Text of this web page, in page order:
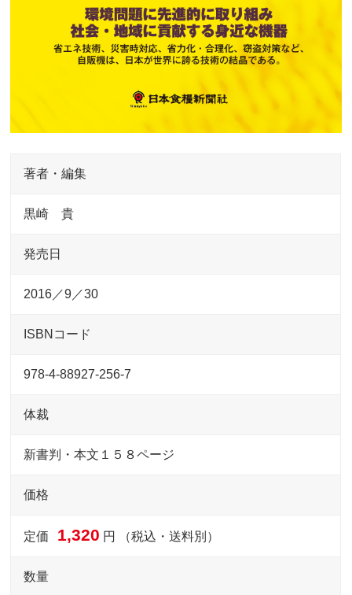
著者・編集
黒崎 貴
発売日
2016／9／30
ISBNコード
978-4-88927-256-7
体裁
新書判・本文１５８ページ
価格
定価 1,320 円 （税込・送料別）
数量